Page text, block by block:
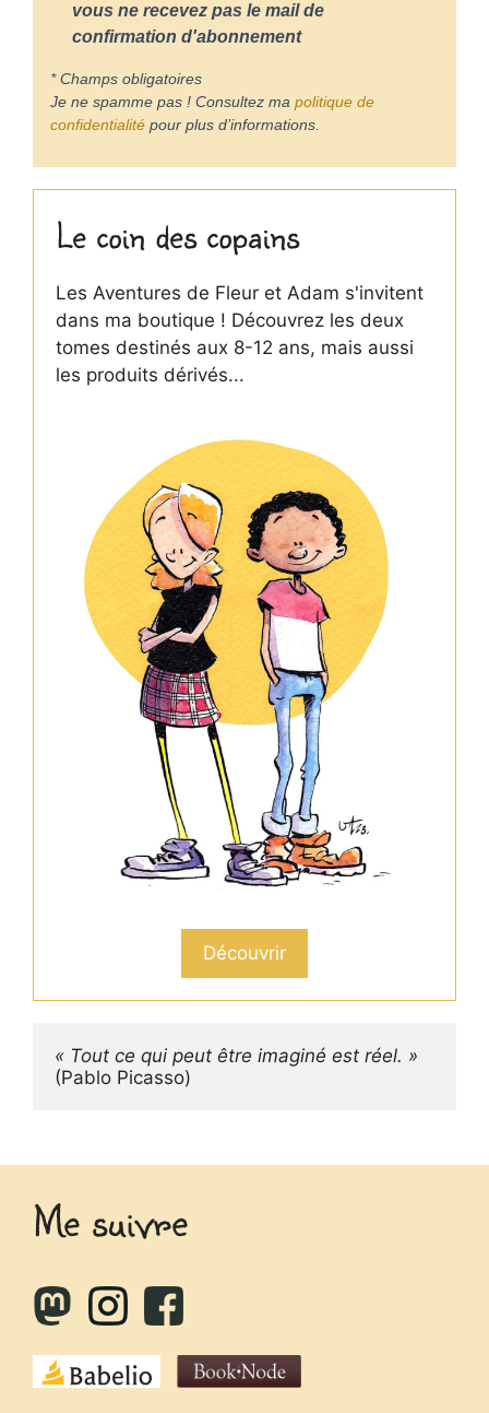
vous ne recevez pas le mail de
confirmation d'abonnement
* Champs obligatoires
Je ne spamme pas ! Consultez ma politique de
confidentialité pour plus d’informations.
Le coin des copains
Les Aventures de Fleur et Adam s'invitent
dans ma boutique ! Découvrez les deux
tomes destinés aux 8-12 ans, mais aussi
les produits dérivés...
Découvrir
« Tout ce qui peut être imaginé est réel. »
(Pablo Picasso)
Me suivre